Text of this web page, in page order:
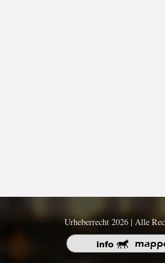
Urheberrecht 2026 | Alle